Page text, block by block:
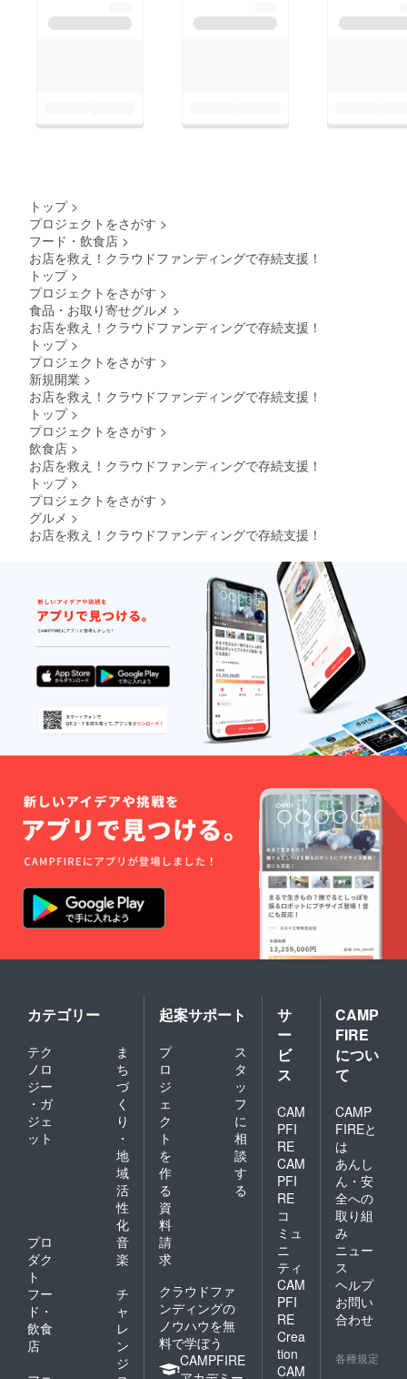
トップ >
プロジェクトをさがす >
フード・飲食店 >
お店を救え！クラウドファンディングで存続支援！
トップ >
プロジェクトをさがす >
食品・お取り寄せグルメ >
お店を救え！クラウドファンディングで存続支援！
トップ >
プロジェクトをさがす >
新規開業 >
お店を救え！クラウドファンディングで存続支援！
トップ >
プロジェクトをさがす >
飲食店 >
お店を救え！クラウドファンディングで存続支援！
トップ >
プロジェクトをさがす >
グルメ >
お店を救え！クラウドファンディングで存続支援！
カテゴリー
テク
ノロ
ジー
・ガ
ジェ
ット
ま
ち
づ
く
り
・
地
域
活
性
化
プロ
ダク
ト
音
楽
フー
ド・
飲食
店
チ
ャ
レ
ン
ジ
起案サポート
プ
ロ
ジ
ェ
ク
ト
を
作
る
ス
タ
ッ
フ
に
相
談
す
る
資
料
請
求
クラウドファ
ンディングの
ノウハウを無
料で学ぼう
CAMPFIRE
サ
ー
ビ
ス
CAM
PFI
RE
CAM
PFI
RE
コ
ミュ
ニ
ティ
CAM
PFI
RE
Crea
tion
CAM
CAMP
FIRE
につい
て
CAMP
FIREと
は
あんし
ん・安
全への
取り組
み
ニュー
ス
ヘルプ
お問い
合わせ
各種規定